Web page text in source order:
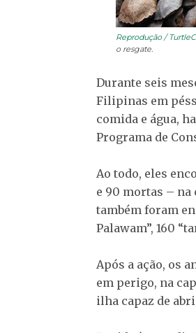
Reprodução /
o resgate.
Durante seis
Filipinas em
comida e água,
Programa de
Ao todo, eles
e 90 mortas – na
também foram
Palawam”, 160
Após a ação, os
em perigo, na
ilha capaz de